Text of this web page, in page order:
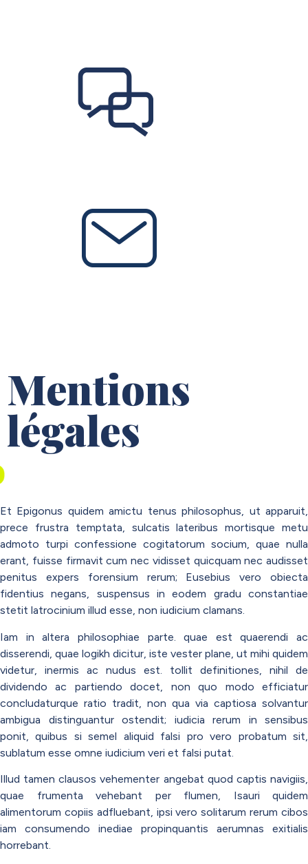
Mentions
légales
Et Epigonus quidem amictu tenus philosophus, ut apparuit,
prece frustra temptata, sulcatis lateribus mortisque metu
admoto turpi confessione cogitatorum socium, quae nulla
erant, fuisse firmavit cum nec vidisset quicquam nec audisset
penitus expers forensium rerum; Eusebius vero obiecta
fidentius negans, suspensus in eodem gradu constantiae
stetit latrocinium illud esse, non iudicium clamans.
Iam in altera philosophiae parte. quae est quaerendi ac
disserendi, quae logikh dicitur, iste vester plane, ut mihi quidem
videtur, inermis ac nudus est. tollit definitiones, nihil de
dividendo ac partiendo docet, non quo modo efficiatur
concludaturque ratio tradit, non qua via captiosa solvantur
ambigua distinguantur ostendit; iudicia rerum in sensibus
ponit, quibus si semel aliquid falsi pro vero probatum sit,
sublatum esse omne iudicium veri et falsi putat.
Illud tamen clausos vehementer angebat quod captis navigiis,
quae frumenta vehebant per flumen, Isauri quidem
alimentorum copiis adfluebant, ipsi vero solitarum rerum cibos
iam consumendo inediae propinquantis aerumnas exitialis
horrebant.